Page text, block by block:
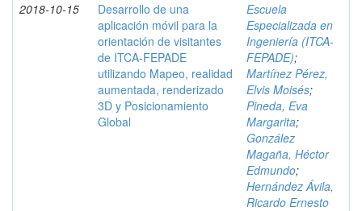
2018-10-15
Desarrollo de una
aplicación móvil para la
orientación de visitantes
de ITCA-FEPADE
utilizando Mapeo, realidad
aumentada, renderizado
3D y Posicionamiento
Global
Escuela
Especializada en
Ingeniería (ITCA-
FEPADE);
Martínez Pérez,
Elvis Moisés;
Pineda, Eva
Margarita;
González
Magaña, Héctor
Edmundo;
Hernández Ávila,
Ricardo Ernesto